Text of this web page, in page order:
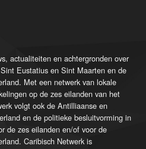
actualiteiten en achtergronden over
Eustatius en Sint Maarten en de
Met een netwerk van lokale
op de zes eilanden van het
volgt ook de Antilliaanse en
en de politieke besluitvorming in
de zes eilanden en/of voor de
Caribisch Netwerk is